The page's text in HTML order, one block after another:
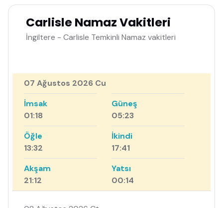
Carlisle Namaz Vakitleri
İngiltere - Carlisle Temkinli Namaz vakitleri
07 Ağustos 2026 Cu
İmsak
01:18
Güneş
05:23
Öğle
13:32
İkindi
17:41
Akşam
21:12
Yatsı
00:14